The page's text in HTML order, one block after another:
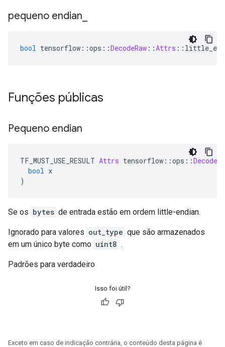
pequeno endian
bool tensorflow ::ops ::DecodeRaw ::Attrs ::
Funções públicas
Pequeno endian
TF_MUST_USE_RESULT Attrs tensorflow ::ops ::
bool x
)
Se os bytes de entrada estão em ordem little-endian.
Ignorado para valores out_type que são armazenados
em um único byte como uint8 .
Padrões para verdadeiro
Isso foi útil?
Exceto em caso de indicação contrária, o conteúdo desta página é